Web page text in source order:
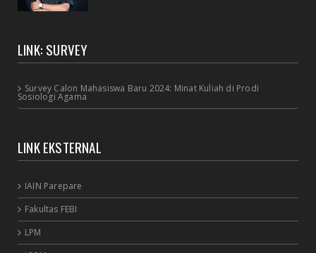
LINK: SURVEY
Survey Calon Mahasiswa Baru 2024: Minat Kuliah di Prodi
Sosiologi Agama
LINK EKSTERNAL
IAIN Parepare
Fakultas FEBI
LPM